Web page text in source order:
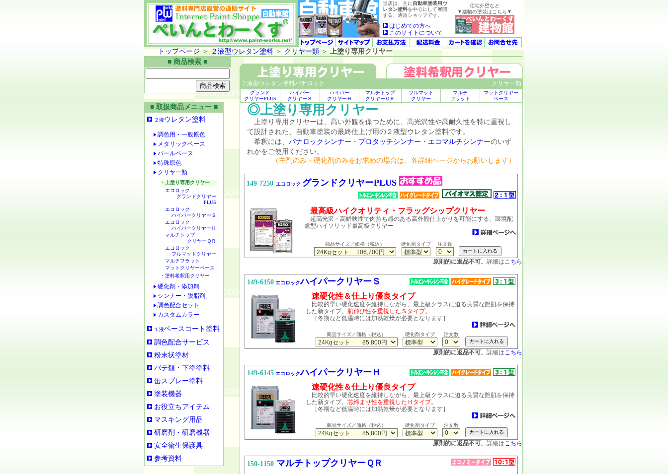
当店は、主に自動車塗装用ウ
レタン塗料を中心にして展開
する、通販ショップです。
はじめての方へ
このサイトについて
住宅外壁など
▼建物の塗装はこちら▼
トップページ ＞ ２液型ウレタン塗料＞ クリヤー類＞ 上塗り専用クリヤー
■ 商品検索 ■
■ 取扱商品メニュー ■
２液ウレタン塗料
調色用・一般原色
メタリックベース
パールベース
特殊原色
クリヤー類
・上塗り専用クリヤー
エコロック
グランドクリヤー
PLUS
エコロック
ハイパークリヤーＳ
エコロック
ハイパークリヤーＨ
マルチトップ
クリヤーＱＲ
エコロック
フルマットクリヤー
マルチフラット
マットクリヤーベース
・塗料希釈用クリヤー
硬化剤・添加剤
シンナー・脱脂剤
調色配合セット
カスタムカラー
１液ベースコート塗料
調色配合サービス
粉末状塗材
パテ類・下塗塗料
缶スプレー塗料
塗装機器
お役立ちアイテム
マスキング用品
研磨剤・研磨機器
安全衛生保護具
参考資料
２液型ウレタン塗料パナロック クリヤー類
グランド
クリヤーPLUS
ハイパー
クリヤーＳ
ハイパー
クリヤーＨ
マルチトップ
クリヤーＱＲ
フルマット
クリヤー
マルチ
フラット
マットクリヤー
ベース
◎上塗り専用クリヤー
上塗り専用クリヤーは、高い外観を保つために、高光沢性や高耐久性を特に重視し
て設計された、自動車塗装の最終仕上げ用の２液型ウレタン塗料です。
希釈には、 パナロックシンナー ・ プロタッチシンナー ・ エコマルチシンナーのいず
れかをご使用ください。
（主剤のみ・硬化剤のみをお求めの場合は、各詳細ページからお願いします）
149-7250 エコロック グランドクリヤーPLUS
最高級ハイクオリティ・フラッグシップクリヤー
超高光沢・高鮮映性で肉持ち感のある高外観仕上がりを可能にする、環境配
慮型ハイソリッド最高級クリヤー
商品サイズ／価格（税込） 硬化剤タイプ 注文数
原則的に返品不可。詳細はこちら
149-6150エコロックハイパークリヤーＳ
速硬化性＆仕上り優良タイプ
比較的早い硬化速度を維持しながら、最上級クラスに迫る良質な艶肌を保持
した新タイプ。
肌伸び性を重視したＳタイプ。
［冬期など低温時には加熱乾燥が必要となります］
商品サイズ／価格（税込） 硬化剤タイプ 注文数
原則的に返品不可。詳細はこちら
149-6145エコロックハイパークリヤーＨ
速硬化性＆仕上り優良タイプ
比較的早い硬化速度を維持しながら、最上級クラスに迫る良質な艶肌を保持
した新タイプ。 芯締まり性を重視したＨタイプ。
［冬期など低温時には加熱乾燥が必要となります］
商品サイズ／価格（税込） 硬化剤タイプ 注文数
原則的に返品不可。詳細はこちら
150-1150マルチトップクリヤーＱＲ